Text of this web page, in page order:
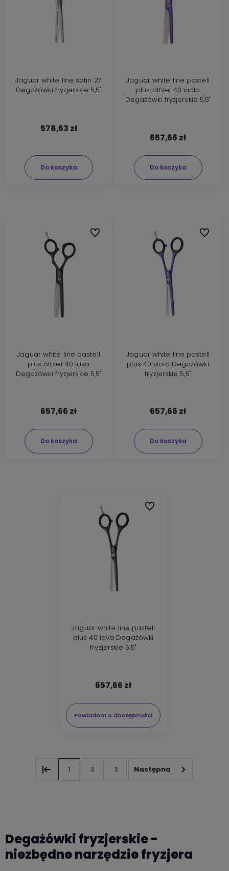
Jaguar white line satin 27
Degażówki fryzjerskie 5,5"
578,63 zł
Do koszyka
Jaguar white line pastell
plus offset 40 viola
Degażówki fryzjerskie 5,5"
657,66 zł
Do koszyka
Jaguar white line pastell
plus offset 40 lava
Degażówki fryzjerskie 5,5"
657,66 zł
Do koszyka
Do ulubionych
Jaguar white line pastell
plus 40 viola Degażówki
fryzjerskie 5,5"
657,66 zł
Do koszyka
Do
Jaguar white line pastell
plus 40 lava Degażówki
fryzjerskie 5,5"
657,66 zł
Powiadom o dostępności
Do ulubionych
1 2 3
Degażówki fryzjerskie -
niezbędne narzędzie fryzjera